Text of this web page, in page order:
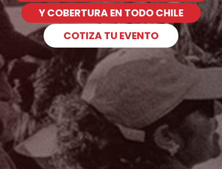
Y COBERTURA EN TODO CHILE
COTIZA TU EVENTO